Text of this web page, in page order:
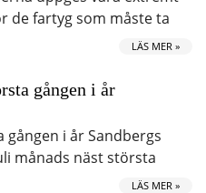
de fartyg som måste ta
LÄS MER »
gången i år
i år Sandbergs
månads näst största
LÄS MER »